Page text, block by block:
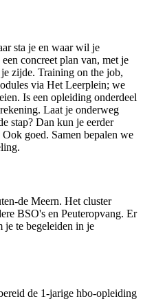
sta je en waar wil je
concreet plan van, met je
zijde. Training on the job,
via Het Leerplein; we
Is een opleiding onderdeel
Laat je onderweg
stap? Dan kun je eerder
goed. Samen bepalen we
de Meern. Het cluster
BSO's en Peuteropvang. Er
je te begeleiden in je
de 1-jarige hbo-opleiding